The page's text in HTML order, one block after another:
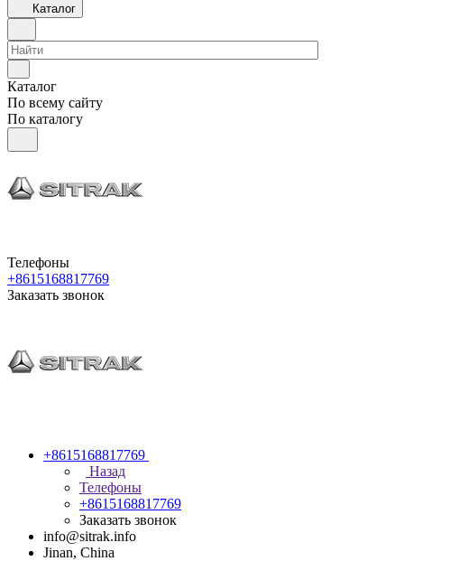
Каталог
Каталог
По всему сайту
По каталогу
Телефоны
+8615168817769
Заказать звонок
+8615168817769
Назад
Телефоны
+8615168817769
Заказать звонок
info@sitrak.info
Jinan, China